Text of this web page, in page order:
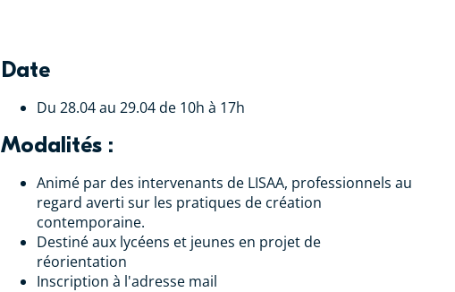
Date
Du 28.04 au 29.04 de 10h à 17h
Modalités :
Animé par des intervenants de LISAA, professionnels au
regard averti sur les pratiques de création
contemporaine.
Destiné aux lycéens et jeunes en projet de
réorientation
Inscription à l'adresse mail